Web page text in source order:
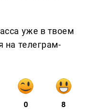
уже в твоем
на телеграм-
0 8